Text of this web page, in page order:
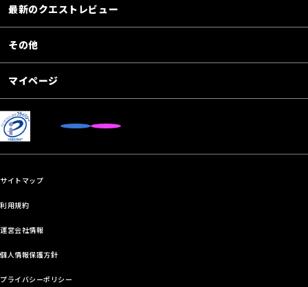
最新のクエストレビュー
その他
マイページ
サイトマップ
利用規約
運営会社情報
個人情報保護方針
プライバシーポリシー